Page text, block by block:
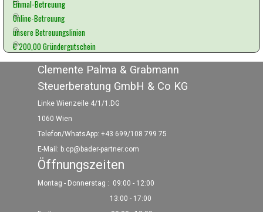
Einmal-Betreuung
Online-Betreuung
unsere Betreuungslinien
€ 200,00 Gründergutschein
Clemente Palma & Grabmann
Steuerberatung GmbH & Co KG
Linke Wienzeile 4/1/1.DG
1060 Wien
Telefon/WhatsApp: +43 699/108 799 75
E-Mail: b.cp@bader-partner.com
Öffnungszeiten
Montag - Donnerstag : 09:00 - 12:00
13:00 - 17:00